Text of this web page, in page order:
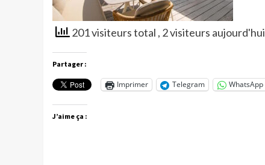
201 visiteurs total , 2 visiteurs aujourd'hui
Partager :
Imprimer Telegram WhatsApp
J’aime ça :